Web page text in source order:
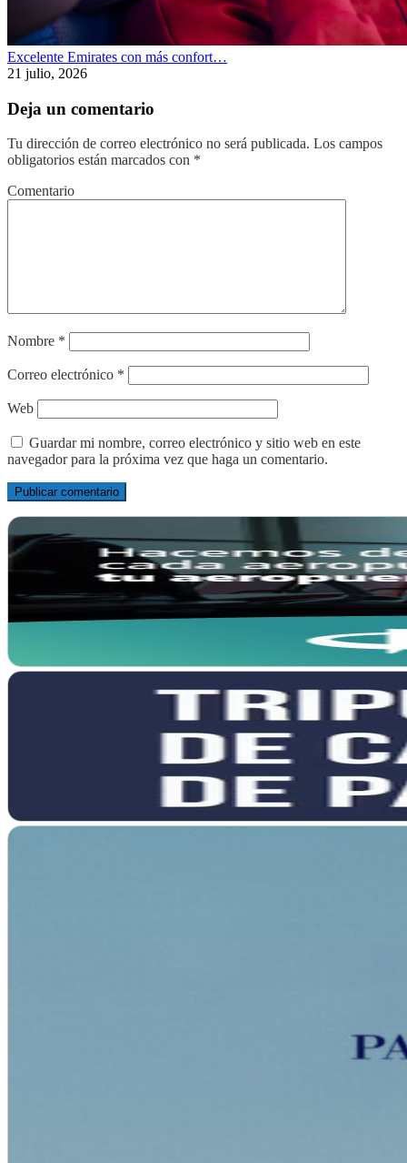
Excelente Emirates con más confort…
21 julio, 2026
Deja un comentario
Tu dirección de correo electrónico no será publicada. Los campos
obligatorios están marcados con *
Comentario
Nombre *
Correo electrónico *
Web
Guardar mi nombre, correo electrónico y sitio web en este
navegador para la próxima vez que haga un comentario.